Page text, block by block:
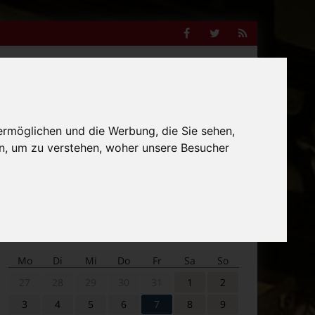
und die Werbung, die Sie sehen,
um zu verstehen, woher unsere Besucher
Facebook
Twitter
Feed
Suche
Mo Di Mi Do Fr Sa
So
1
2
3
4 5 6 7 8
9